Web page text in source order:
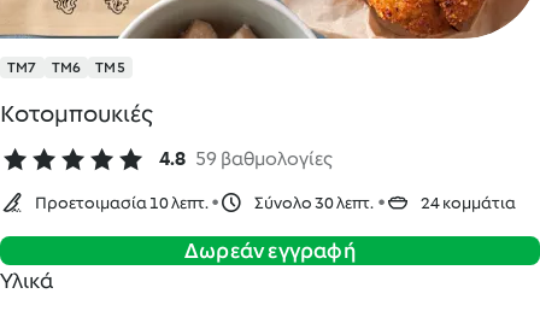
TM7 TM6 TM5
Κοτομπουκιές
4.8 59 βαθμολογίες
Προετοιμασία 10 λεπτ. Σύνολο 30 λεπτ. 24 κομμάτια
Δωρεάν εγγραφή
Υλικά